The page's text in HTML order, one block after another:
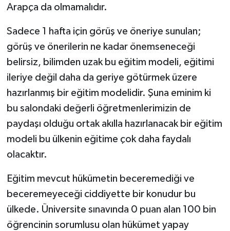
Arapça da olmamalıdır.
Sadece 1 hafta için görüş ve öneriye sunulan;
görüş ve önerilerin ne kadar önemseneceği
belirsiz, bilimden uzak bu eğitim modeli, eğitimi
ileriye değil daha da geriye götürmek üzere
hazırlanmış bir eğitim modelidir. Şuna eminim ki
bu salondaki değerli öğretmenlerimizin de
paydaşı olduğu ortak akılla hazırlanacak bir eğitim
modeli bu ülkenin eğitime çok daha faydalı
olacaktır.
Eğitim mevcut hükümetin beceremediği ve
beceremeyeceği ciddiyette bir konudur bu
ülkede. Üniversite sınavında 0 puan alan 100 bin
öğrencinin sorumlusu olan hükümet yapay